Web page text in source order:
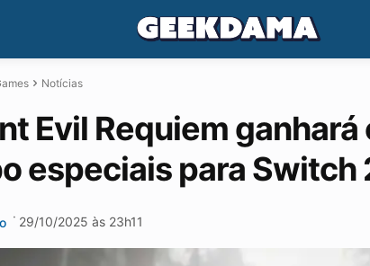
Notícias
Evil Requiem
especiais para Switch
· 29/10/2025 às 23h11